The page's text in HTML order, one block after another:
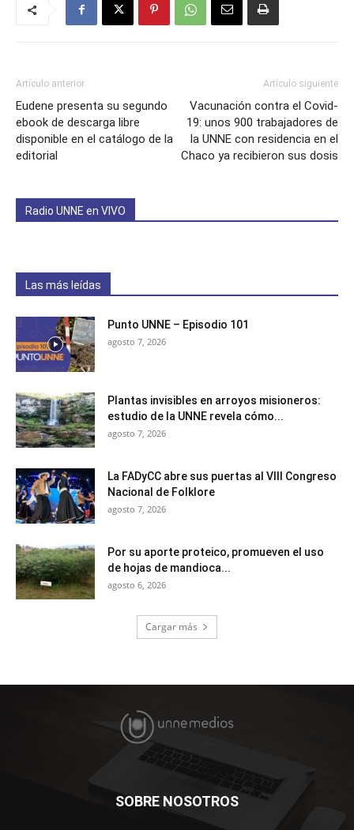
Artículo anterior
Eudene presenta su segundo
ebook de descarga libre
disponible en el catálogo de la
editorial
Artículo siguiente
Vacunación contra el Covid-
19: unos 900 trabajadores de
la UNNE con residencia en el
Chaco ya recibieron sus dosis
Radio UNNE en VIVO
Las más leídas
Punto UNNE – Episodio 101
agosto 7, 2026
Plantas invisibles en arroyos misioneros:
estudio de la UNNE revela cómo...
agosto 7, 2026
La FADyCC abre sus puertas al VIII Congreso
Nacional de Folklore
agosto 7, 2026
Por su aporte proteico, promueven el uso
de hojas de mandioca...
agosto 6, 2026
Cargar más
SOBRE NOSOTROS